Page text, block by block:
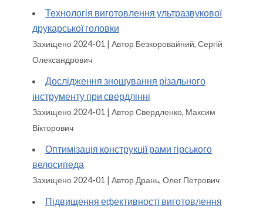
Технологія виготовлення ультразвукової
друкарської головки
Захищено 2024-01
Автор Безкоровайний, Сергій
Олександрович
Дослідження зношування різального
інструменту при свердлінні
Захищено 2024-01
Автор Свердленко, Максим
Вікторович
Оптимізація конструкції рами гірського
велосипеда
Захищено 2024-01 Автор Дрань, Олег Петрович
Підвищення ефективності виготовлення